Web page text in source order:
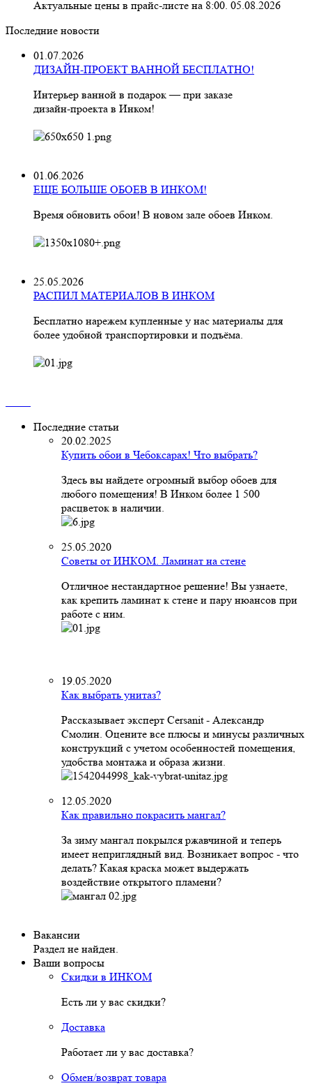
Актуальные цены в прайс-листе на 8:00. 05.08.2026
Последние новости
01.07.2026
ДИЗАЙН-ПРОЕКТ ВАННОЙ БЕСПЛАТНО!
Интерьер ванной в подарок — при заказе
дизайн‑проекта в Инком!
01.06.2026
ЕЩЕ БОЛЬШЕ ОБОЕВ В ИНКОМ!
Время обновить обои! В новом зале обоев Инком.
25.05.2026
РАСПИЛ МАТЕРИАЛОВ В ИНКОМ
Бесплатно нарежем купленные у нас материалы для
более удобной транспортировки и подъёма.
Последние статьи
20.02.2025
Купить обои в Чебоксарах! Что выбрать?
Здесь вы найдете огромный выбор обоев для
любого помещения! В Инком более 1 500
расцветок в наличии.
25.05.2020
Советы от ИНКОМ. Ламинат на стене
Отличное нестандартное решение! Вы узнаете,
как крепить ламинат к стене и пару нюансов при
работе с ним.
19.05.2020
Как выбрать унитаз?
Рассказывает эксперт Cersanit - Александр
Смолин. Оцените все плюсы и минусы различных
конструкций с учетом особенностей помещения,
удобства монтажа и образа жизни.
12.05.2020
Как правильно покрасить мангал?
За зиму мангал покрылся ржавчиной и теперь
имеет неприглядный вид. Возникает вопрос - что
делать? Какая краска может выдержать
воздействие открытого пламени?
Вакансии
Раздел не найден.
Ваши вопросы
Скидки в ИНКОМ
Есть ли у вас скидки?
Доставка
Работает ли у вас доставка?
Обмен/возврат товара